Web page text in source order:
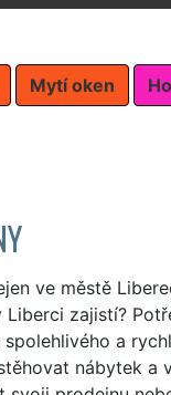
Mytí oken
ve městě
zajistí?
a
nábytek a